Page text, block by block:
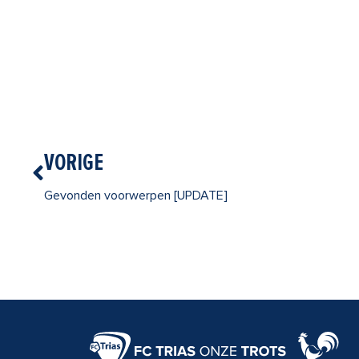
Vorige
VORIGE
Gevonden voorwerpen [UPDATE]